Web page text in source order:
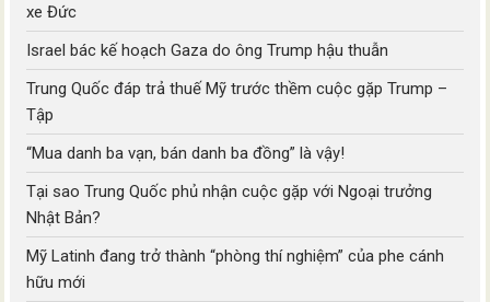
xe Đức
Israel bác kế hoạch Gaza do ông Trump hậu thuẫn
Trung Quốc đáp trả thuế Mỹ trước thềm cuộc gặp Trump –
Tập
“Mua danh ba vạn, bán danh ba đồng” là vậy!
Tại sao Trung Quốc phủ nhận cuộc gặp với Ngoại trưởng
Nhật Bản?
Mỹ Latinh đang trở thành “phòng thí nghiệm” của phe cánh
hữu mới